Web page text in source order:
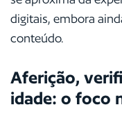
digitais, embora
conteúdo.
Aferição,
idade: o foco